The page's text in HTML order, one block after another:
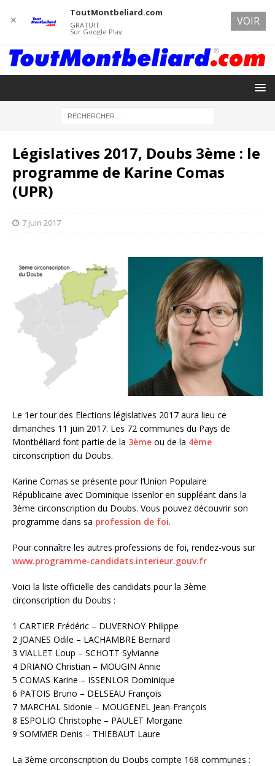
Législatives 2017, Doubs 3ème : le
programme de Karine Comas
(UPR)
7 juin 2017
Le 1er tour des Elections législatives 2017 aura lieu ce
dimanches 11 juin 2017. Les 72 communes du Pays de
Montbéliard font partie de la 3ème ou de la 4ème
circonscription du Doubs.
Karine Comas se présente pour l’Union Populaire
Républicaine avec Dominique Issenlor en suppléant dans la
3ème circonscription du Doubs. Vous pouvez découvrir son
programme dans sa profession de foi.
Pour connaître les autres professions de foi, rendez-vous sur
www.programme-candidats.interieur.gouv.fr
Voici la liste officielle des candidats pour la 3ème
circonscription du Doubs :
1 CARTIER Frédéric – DUVERNOY Philippe
2 JOANES Odile – LACHAMBRE Bernard
3 VIALLET Loup – SCHOTT Sylvianne
4 DRIANO Christian – MOUGIN Annie
5 COMAS Karine – ISSENLOR Dominique
6 PATOIS Bruno – DELSEAU François
7 MARCHAL Sidonie – MOUGENEL Jean-François
8 ESPOLIO Christophe – PAULET Morgane
9 SOMMER Denis – THIEBAUT Laure
La 3ème circonscription du Doubs compte 168 communes :
✕
ToutMontbeliard.com
GRATUIT
Sur Google Play
VOIR